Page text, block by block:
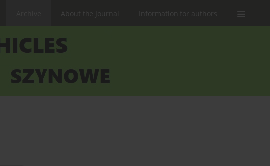
About the Journal Information for authors